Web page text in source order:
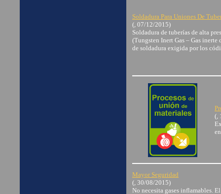
Soldadura Para Uniones De
(, 07/12/2015)
Soldadura de tuberías de alta
(Tungsten Inert Gas – Gas
de soldadura exigida por los
(,
Mayor Seguridad
(, 30/08/2015)
No necesita gases inflamables.